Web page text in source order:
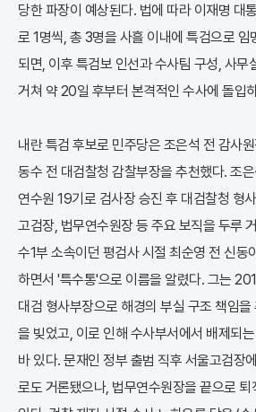
당한 파장이 예상된다. 법에 따라 이재명 대
로 1명씩, 총 3명을 사흘 이내에 특검으로 임
되면, 이후 특검보 인선과 수사팀 구성, 사무
거쳐 약 20일 후부터 본격적인 수사에 돌입
내란 특검 후보로 민주당은 조은석 전 감사
동수 전 대검찰청 감찰부장을 추천했다. 조
연수원 19기로 검사장 승진 후 대검찰청 형
고검장, 법무연수원장 등 주요 보직을 두루
수1부 소속이던 평검사 시절 최순영 전 신동
하면서 '특수통'으로 이름을 알렸다. 그는
대검 형사부장으로 해경의 부실 구조 책임
을 빚었고, 이로 인해 수사부서에서 배제되
바 있다. 문재인 정부 출범 직후 서울고검장
로도 거론됐으나, 법무연수원장을 끝으로